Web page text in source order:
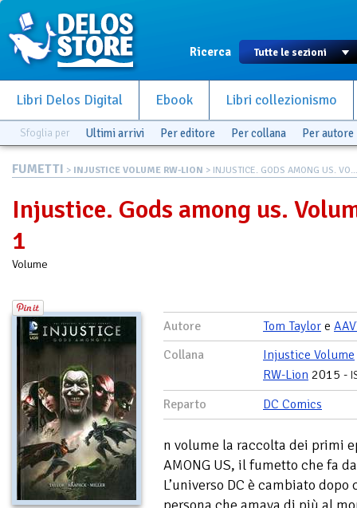
Ricerca
Libri Delos Digital Ebook Libri collezionismo
Sfoglia per Ultimi arrivi Per editore Per collana Per autore
FUMETTI > INJUSTICE VOLUME RW-LION > INJUSTICE. GODS AMONG US. VO...
Injustice. Gods among us.
1
Volume
Autore Tom Taylor e
Collana
Injustice Volume
RW-Lion 2015 -
Reparto DC Comics
n volume la raccolta dei primi
AMONG US, il fumetto che fa
L’universo DC è cambiato